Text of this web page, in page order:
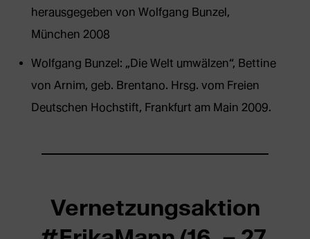
herausgegeben von Wolfgang Bunzel,
München 2008
Wolfgang Bunzel: „Die Welt umwälzen“, Bettine
von Arnim, geb. Brentano. Hrsg. vom Freien
Deutschen Hochstift, Frankfurt am Main 2009.
Vernetzungsaktion